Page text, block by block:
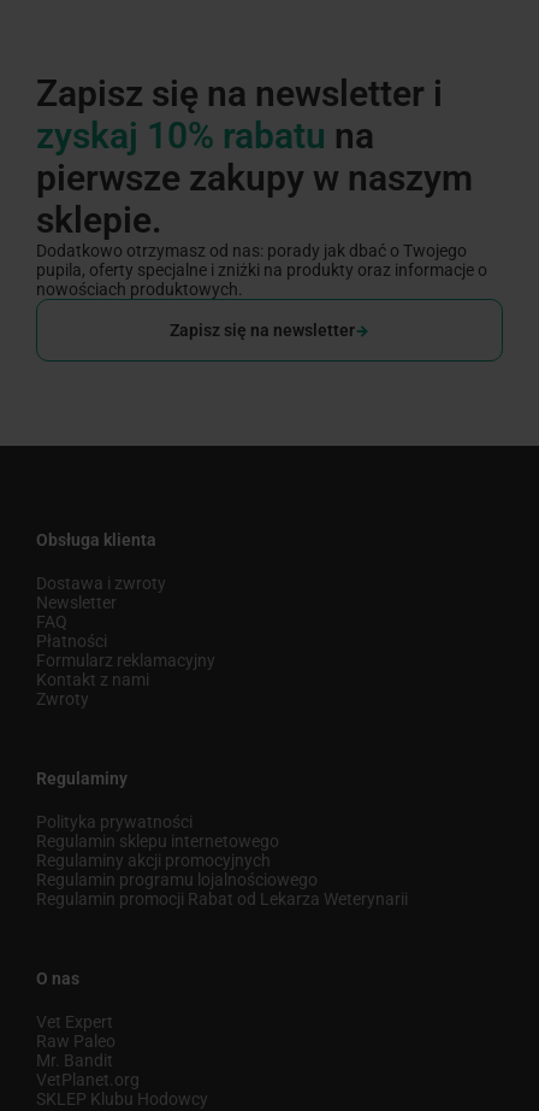
Zapisz się na newsletter i
zyskaj 10% rabatu na
pierwsze zakupy w naszym
sklepie.
Dodatkowo otrzymasz od nas: porady jak dbać o Twojego
pupila, oferty specjalne i zniżki na produkty oraz informacje o
nowościach produktowych.
Zapisz się na newsletter
Obsługa klienta
Dostawa i zwroty
Newsletter
FAQ
Płatności
Formularz reklamacyjny
Kontakt z nami
Zwroty
Regulaminy
Polityka prywatności
Regulamin sklepu internetowego
Regulaminy akcji promocyjnych
Regulamin programu lojalnościowego
Regulamin promocji Rabat od Lekarza Weterynarii
O nas
Vet Expert
Raw Paleo
Mr. Bandit
VetPlanet.org
SKLEP Klubu Hodowcy